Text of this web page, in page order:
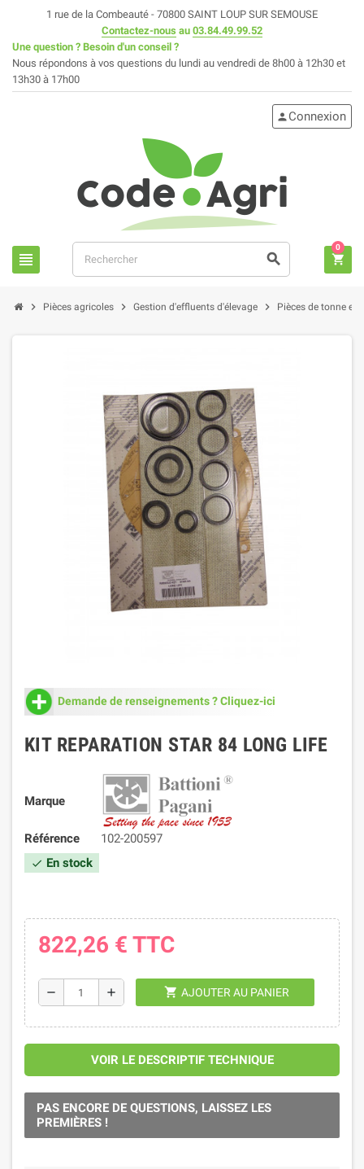
1 rue de la Combeauté - 70800 SAINT LOUP SUR SEMOUSE
Contactez-nous au 03.84.49.99.52
Une question ? Besoin d'un conseil ?
Nous répondons à vos questions du lundi au vendredi de 8h00 à 12h30 et
13h30 à 17h00
view_headline search
person Connexion
shopping_cart
0
chevron_right Pièces agricoles chevron_right Gestion d'effluents d'élevage chevron_right Pièces de tonne et
Demande de renseignements ? Cliquez-ici
KIT REPARATION STAR 84 LONG LIFE
Marque
Référence 102-200597
check En stock
822,26 € TTC
remove add shopping_cart AJOUTER AU PANIER
VOIR LE DESCRIPTIF TECHNIQUE
PAS ENCORE DE QUESTIONS, LAISSEZ LES
PREMIÈRES !